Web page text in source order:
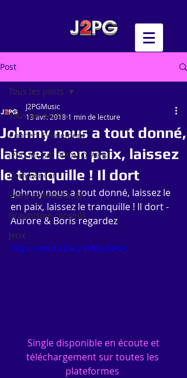
Post
Tous les posts
Concert Evénement
J2PG MUSIC PROMO WEB
Commencer
Votre communauté
Graphisme conseils
Jeux
Tous les posts
Johnny nous a tout donné,
laissez le en paix, laissez
le tranquille ! Il dort
J2PGMusic
13 avr. 2018 1 min de lecture
Johnny nous a tout donné, laissez le
en paix, laissez le tranquille ! Il dort -
Aurore & Boris regardez
https://youtu.be/yNF6byUeyxc
téléchargement sur toutes les
plateformes